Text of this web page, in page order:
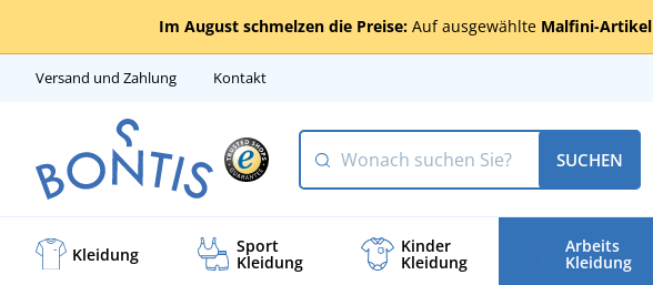
Im August schmelzen die Preise: Auf ausgewählte Malfini-Artikel
Versand und Zahlung Kontakt
SUCHEN
Kleidung Sport
Kleidung
Kinder
Kleidung
Arbeits
Kleidung